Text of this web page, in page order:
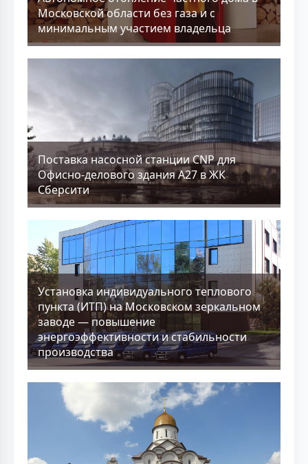
Московской области без газа и с
минимальным участием владельца
Поставка насосной станции CNP для
Офисно-делового здания А27 в ЖК
Сберсити
Установка индивидуального теплового
пункта (ИТП) на Московском зеркальном
заводе — повышение
энергоэффективности и стабильности
производства